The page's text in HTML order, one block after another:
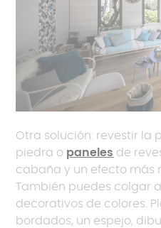
Otra solución: revestir la
piedra o paneles de
cabaña y un efecto más
También puedes colgar
decorativos de colores.
bordados, un espejo,